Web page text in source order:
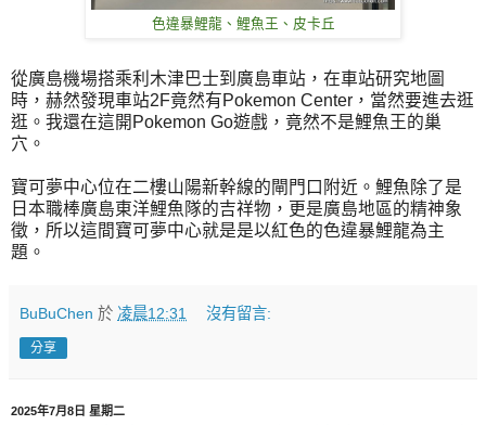
色違暴鯉龍、鯉魚王、皮卡丘
從廣島機場搭乘利木津巴士到廣島車站，在車站研究地圖
時，赫然發現車站2F竟然有Pokemon Center，當然要進去逛
逛。我還在這開Pokemon Go遊戲，竟然不是鯉魚王的巢
穴。
寶可夢中心位在二樓山陽新幹線的閘門口附近。鯉魚除了是
日本職棒廣島東洋鯉魚隊的吉祥物，更是廣島地區的精神象
徵，所以這間寶可夢中心就是是以紅色的色違暴鯉龍為主
題。
BuBuChen 於 凌晨12:31 沒有留言:
分享
2025年7月8日 星期二